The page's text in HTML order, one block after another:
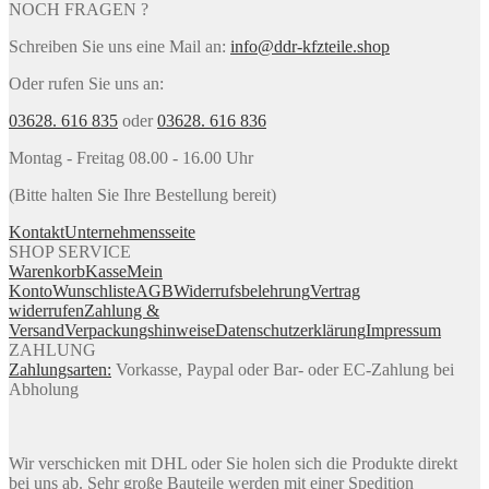
NOCH FRAGEN ?
Schreiben Sie uns eine Mail an: info@ddr-kfzteile.shop
Oder rufen Sie uns an:
03628. 616 835 oder03628. 616 836
Montag - Freitag 08.00 - 16.00 Uhr
(Bitte halten Sie Ihre Bestellung bereit)
KontaktUnternehmensseite
SHOP SERVICE
WarenkorbKasseMein
KontoWunschlisteAGBWiderrufsbelehrungVertrag
widerrufenZahlung &
VersandVerpackungshinweiseDatenschutzerklärungImpressum
ZAHLUNG
Zahlungsarten: Vorkasse, Paypal oder Bar- oder EC-Zahlung bei
Abholung
Wir verschicken mit DHL oder Sie holen sich die Produkte direkt
bei uns ab. Sehr große Bauteile werden mit einer Spedition